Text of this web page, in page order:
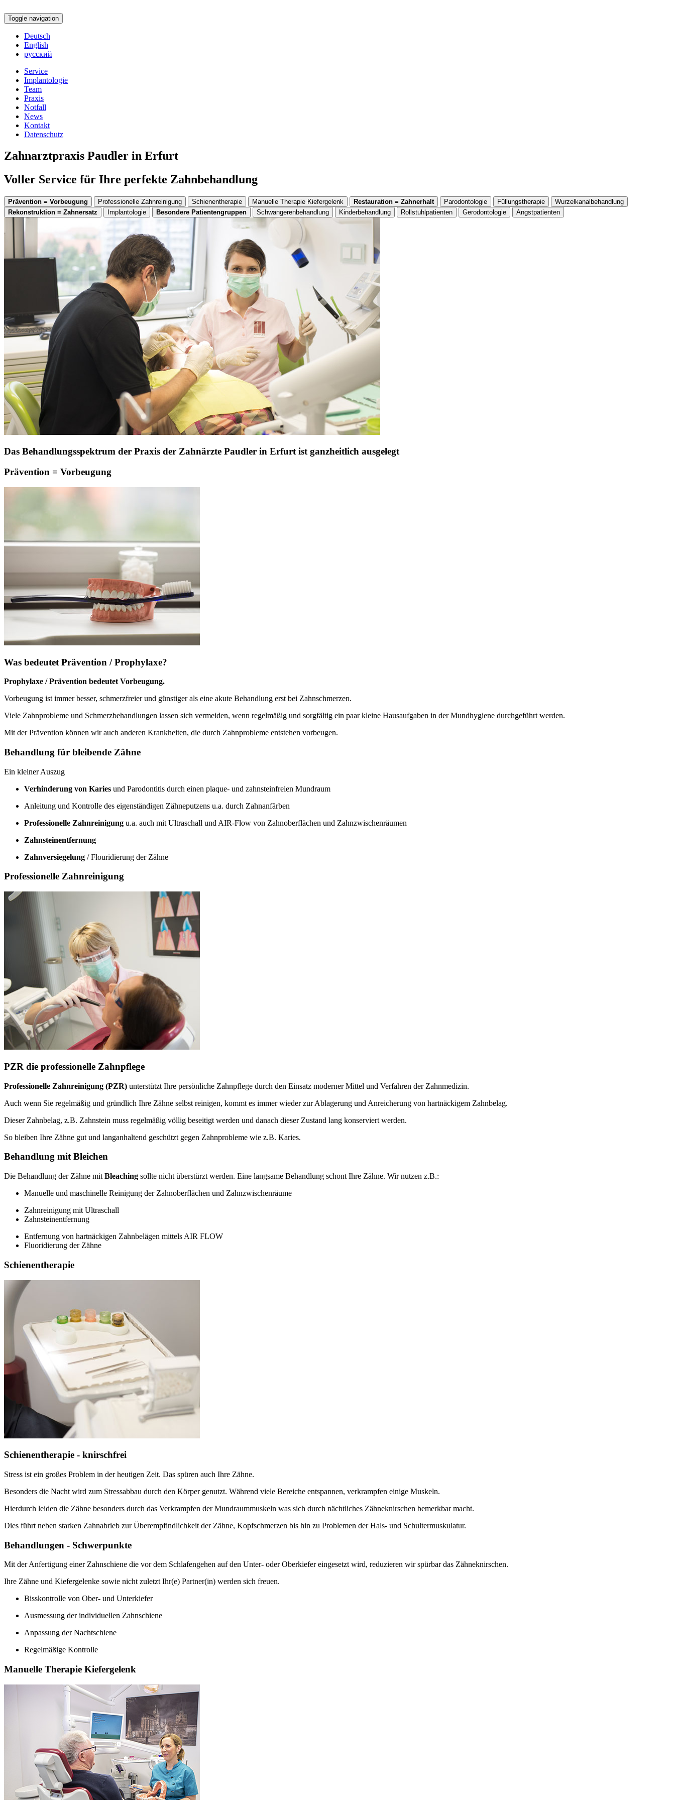
Toggle navigation
Deutsch
English
русский
Service
Implantologie
Team
Praxis
Notfall
News
Kontakt
Datenschutz
Zahnarztpraxis Paudler in Erfurt
Voller Service für Ihre perfekte Zahnbehandlung
Prävention = Vorbeugung Professionelle Zahnreinigung Schienentherapie Manuelle Therapie Kiefergelenk Restauration = Zahnerhalt Parodontologie Füllungstherapie
Wurzelkanalbehandlung
Rekonstruktion = Zahnersatz
Implantologie Besondere Patientengruppen Schwangerenbehandlung Kinderbehandlung Rollstuhlpatienten Gerodontologie Angstpatienten
Das Behandlungsspektrum der Praxis der Zahnärzte Paudler in Erfurt ist ganzheitlich ausgelegt
Prävention = Vorbeugung
Was bedeutet Prävention / Prophylaxe?
Prophylaxe / Prävention bedeutet Vorbeugung.
Vorbeugung ist immer besser, schmerzfreier und günstiger als eine akute Behandlung erst bei Zahnschmerzen.
Viele Zahnprobleme und Schmerzbehandlungen lassen sich vermeiden, wenn regelmäßig und sorgfältig ein paar kleine Hausaufgaben in der Mundhygiene durchgeführt werden.
Mit der Prävention können wir auch anderen Krankheiten, die durch Zahnprobleme entstehen vorbeugen.
Behandlung für bleibende Zähne
Ein kleiner Auszug
Verhinderung von Karies und Parodontitis durch einen plaque- und zahnsteinfreien Mundraum
Anleitung und Kontrolle des eigenständigen Zähneputzens u.a. durch Zahnanfärben
Professionelle Zahnreinigung u.a. auch mit Ultraschall und AIR-Flow von Zahnoberflächen und Zahnzwischenräumen
Zahnsteinentfernung
Zahnversiegelung / Flouridierung der Zähne
Professionelle Zahnreinigung
PZR die professionelle Zahnpflege
Professionelle Zahnreinigung (PZR) unterstützt Ihre persönliche Zahnpflege durch den Einsatz moderner Mittel und Verfahren der Zahnmedizin.
Auch wenn Sie regelmäßig und gründlich Ihre Zähne selbst reinigen, kommt es immer wieder zur Ablagerung und Anreicherung von hartnäckigem Zahnbelag.
Dieser Zahnbelag, z.B. Zahnstein muss regelmäßig völlig beseitigt werden und danach dieser Zustand lang konserviert werden.
So bleiben Ihre Zähne gut und langanhaltend geschützt gegen Zahnprobleme wie z.B. Karies.
Behandlung mit Bleichen
Die Behandlung der Zähne mit Bleaching sollte nicht überstürzt werden. Eine langsame Behandlung schont Ihre Zähne. Wir nutzen z.B.:
Manuelle und maschinelle Reinigung der Zahnoberflächen und Zahnzwischenräume
Zahnreinigung mit Ultraschall
Zahnsteinentfernung
Entfernung von hartnäckigen Zahnbelägen mittels AIR FLOW
Fluoridierung der Zähne
Schienentherapie
Schienentherapie - knirschfrei
Stress ist ein großes Problem in der heutigen Zeit. Das spüren auch Ihre Zähne.
Besonders die Nacht wird zum Stressabbau durch den Körper genutzt. Während viele Bereiche entspannen, verkrampfen einige Muskeln.
Hierdurch leiden die Zähne besonders durch das Verkrampfen der Mundraummuskeln was sich durch nächtliches Zähneknirschen bemerkbar macht.
Dies führt neben starken Zahnabrieb zur Überempfindlichkeit der Zähne, Kopfschmerzen bis hin zu Problemen der Hals- und Schultermuskulatur.
Behandlungen - Schwerpunkte
Mit der Anfertigung einer Zahnschiene die vor dem Schlafengehen auf den Unter- oder Oberkiefer eingesetzt wird, reduzieren wir spürbar das Zähneknirschen.
Ihre Zähne und Kiefergelenke sowie nicht zuletzt Ihr(e) Partner(in) werden sich freuen.
Bisskontrolle von Ober- und Unterkiefer
Ausmessung der individuellen Zahnschiene
Anpassung der Nachtschiene
Regelmäßige Kontrolle
Manuelle Therapie Kiefergelenk